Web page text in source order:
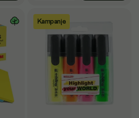
Kampanje